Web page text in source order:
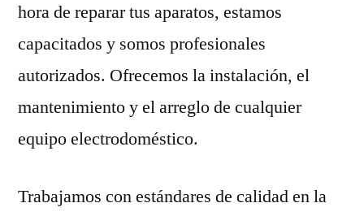
hora de reparar tus aparatos, estamos
capacitados y somos profesionales
autorizados. Ofrecemos la instalación, el
mantenimiento y el arreglo de cualquier
equipo electrodoméstico.
Trabajamos con estándares de calidad en la